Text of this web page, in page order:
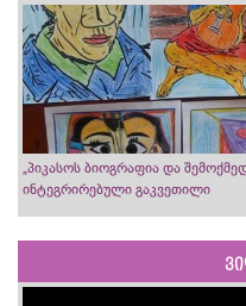
„პიკასოს ბიოგრაფია და
ინტეგრირებული გაკვეთილი